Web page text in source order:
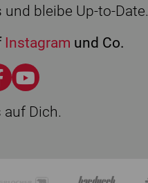
bleibe Up-to-Date.
Instagram und Co.
Dich.